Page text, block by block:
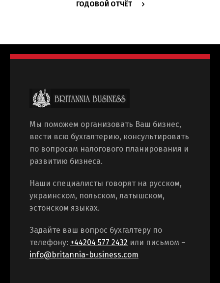
ГОДОВОЙ ОТЧЁТ
Мы поможем организовать Ваш бизнес,
вести всю бухгалтерию, консультировать
по вопросам налогового планирования и
развитию бизнеса.
Наши специалисты говорят на русском,
украинском, польском, латышском,
эстонском языках.
Задайте ваш вопрос бухгалтеру по
телефону: +44204 577 2432 или письмом –
info@britannia-business.com
Switch The Language
Українська